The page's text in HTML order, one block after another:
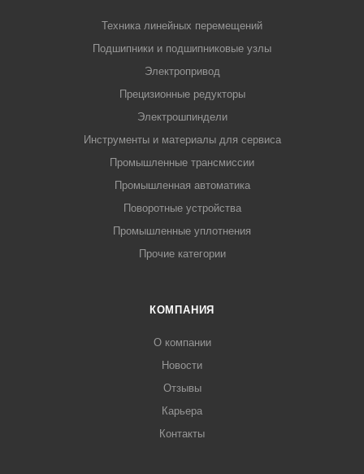
Техника линейных перемещений
Подшипники и подшипниковые узлы
Электропривод
Прецизионные редукторы
Электрошпиндели
Инструменты и материалы для сервиса
Промышленные трансмиссии
Промышленная автоматика
Поворотные устройства
Промышленные уплотнения
Прочие категории
КОМПАНИЯ
О компании
Новости
Отзывы
Карьера
Контакты